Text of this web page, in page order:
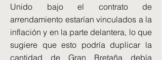
Unido bajo el contrato de
arrendamiento estarían vinculados a la
inflación y en la parte delantera, lo que
sugiere que esto podría duplicar la
cantidad de Gran Bretaña debía